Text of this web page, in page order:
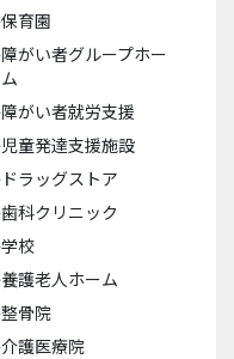
保育園
障がい者グループホー
ム
障がい者就労支援
児童発達支援施設
ドラッグストア
歯科クリニック
学校
養護老人ホーム
整骨院
介護医療院